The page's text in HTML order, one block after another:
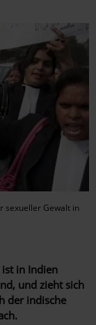
sexueller Gewalt in
ist in Indien
und zieht sich
der indische